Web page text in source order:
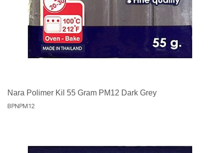
Nara Polimer Kil 55 Gram PM12 Dark Grey
BPNPM12